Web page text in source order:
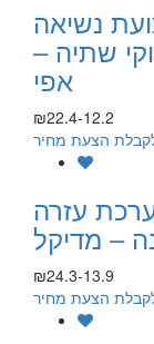
נשיאה
שתיה –
אפי
₪22.4-12.2
הצעת מחיר
עזרה
– מדיקל
₪24.3-13.9
הצעת מחיר